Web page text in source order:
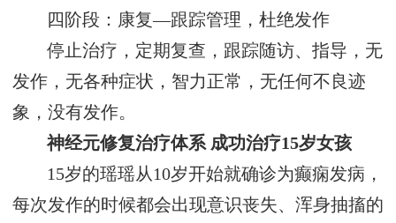
四阶段：康复—跟踪管理，杜绝发作
停止治疗，定期复查，跟踪随访、指导，无
发作，无各种症状，智力正常，无任何不良迹
象，没有发作。
神经元修复治疗体系 成功治疗15岁女孩
15岁的瑶瑶从10岁开始就确诊为癫痫发病，
每次发作的时候都会出现意识丧失、浑身抽搐的